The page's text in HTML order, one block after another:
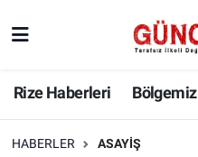
Rize Haberleri Bölgemiz
HABERLER ASAYIŞ